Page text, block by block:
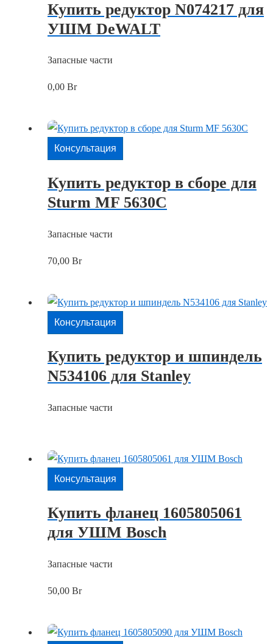
Купить редуктор N074217 для
УШМ DeWALT
Запасные части
0,00 Br
Консультация
Купить редуктор в сборе для
Sturm MF 5630C
Запасные части
70,00 Br
Консультация
Купить редуктор и шпиндель
N534106 для Stanley
Запасные части
Консультация
Купить фланец 1605805061
для УШМ Bosch
Запасные части
50,00 Br